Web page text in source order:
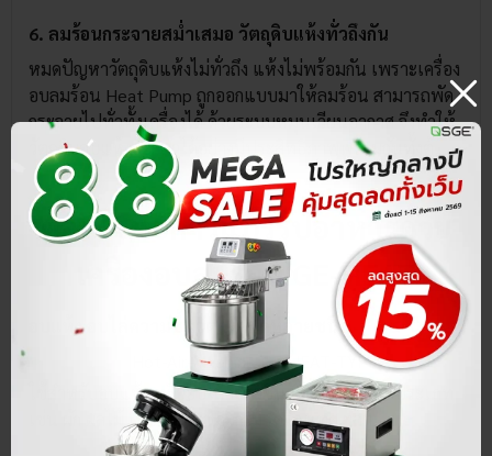
6. ลมร้อนกระจายสม่ำเสมอ วัตถุดิบแห้งทั่วถึงกัน
หมดปัญหาวัตถุดิบแห้งไม่ทั่วถึง แห้งไม่พร้อมกัน เพราะเครื่อง
อบลมร้อน Heat Pump ถูกออกแบบมาให้ลมร้อน สามารถพัด
กระจายไปทั่วทั้งเครื่องได้ ด้วยระบบหมุนเวียนอากาศ จึงทำให้
วัตถุดิบอบแห้งออกมาได้อย่างมีประสิทธิภาพพร้อมกันทั้งตู้
ตอบโจทย์การแปรรูปอาหารด้วย
เครื่องอบลมร้อน GE-HEAT
อบแห้ง อบไล่ความชื้นวัตถุดิบได้หลายชนิด
ใช้สำหรับอบแห้ง หรืออบไล่ความชื้นวัตถุดิบได้หลายประเภท
เช่น ผัก ผลไม้ เนื้อสัตว์ ชา ดอกไม้ เครื่องเทศ ฯลฯ